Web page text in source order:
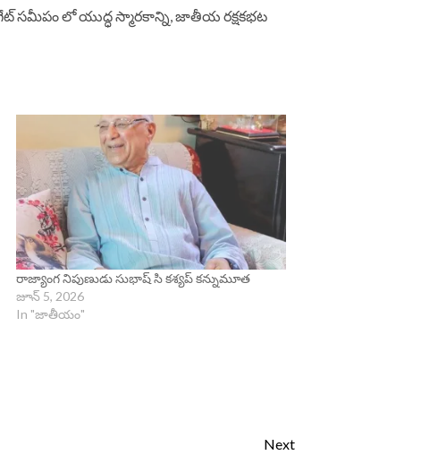
స‌మీపం లో యుద్ధ స్మార‌కాన్ని, జాతీయ ర‌క్ష‌కభ‌ట
రాజ్యాంగ నిపుణుడు సుభాష్ సి కశ్యప్ కన్నుమూత
జూన్ 5, 2026
In "జాతీయం"
Next